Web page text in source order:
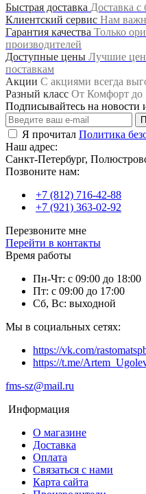
Быстрая доставка Доставка
Клиентский сервис Нам
Гарантия качества Только
производителей
Доступные цены Лучшие
поставкам
Акции С акциями всегда
Разный класс От Комфорт до
Подписывайтесь на новости
Я прочитал Политика
Наш адрес:
Санкт-Петербург,
Позвоните нам:
+7 (812) 716-42-88
+7 (921) 363-02-92
Перезвоните мне
Перейти в контакты
Время работы
Пн-Чт: с 09:00 до 18:00
Пт: с 09:00 до 17:00
Сб, Вс: выходной
Мы в социальных сетях:
https://vk.com/
https://t.me/
fms-sz@mail.ru
Информация
О магазине
Доставка
Оплата
Связаться с нами
Карта сайта